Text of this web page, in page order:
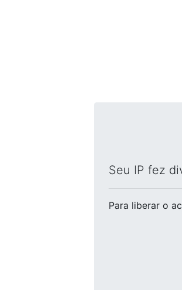
Seu IP fez
Para liberar o